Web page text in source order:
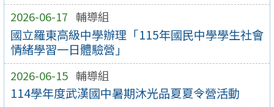
2026-06-17 輔導組
國立羅東高級中學辦理「115年國民中學學生社會
情緒學習一日體驗營」
2026-06-15 輔導組
114學年度武漢國中暑期沐光品夏夏令營活動